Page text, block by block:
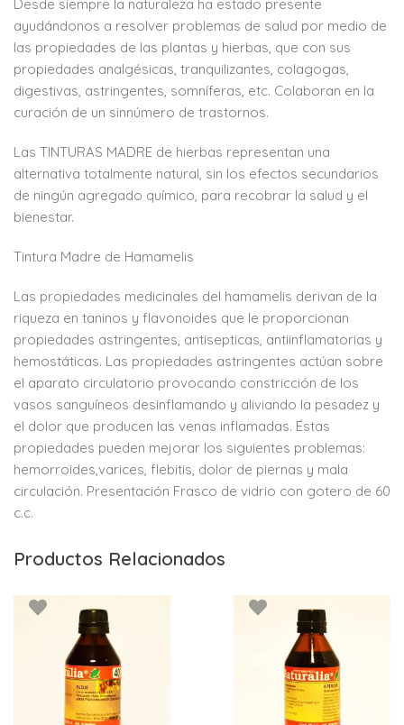
Desde siempre la naturaleza ha estado presente
ayudándonos a resolver problemas de salud por medio de
las propiedades de las plantas y hierbas, que con sus
propiedades analgésicas, tranquilizantes, colagogas,
digestivas, astringentes, somníferas, etc. Colaboran en la
curación de un sinnúmero de trastornos.
Las TINTURAS MADRE de hierbas representan una
alternativa totalmente natural, sin los efectos secundarios
de ningún agregado químico, para recobrar la salud y el
bienestar.
Tintura Madre de Hamamelis
Las propiedades medicinales del hamamelis derivan de la
riqueza en taninos y flavonoides que le proporcionan
propiedades astringentes, antisepticas, antiinflamatorias y
hemostáticas. Las propiedades astringentes actúan sobre
el aparato circulatorio provocando constricción de los
vasos sanguíneos desinflamando y aliviando la pesadez y
el dolor que producen las venas inflamadas. Éstas
propiedades pueden mejorar los siguientes problemas:
hemorroides,varices, flebitis, dolor de piernas y mala
circulación. Presentación Frasco de vidrio con gotero de 60
c.c.
Productos Relacionados